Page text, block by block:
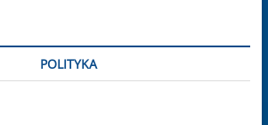
POLITYKA